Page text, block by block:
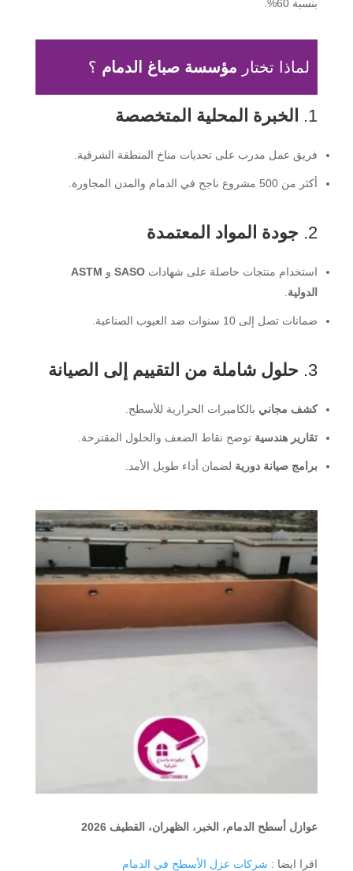
بنسبة 60%.
لماذا تختار مؤسسة صباغ الدمام ؟
1. الخبرة المحلية المتخصصة
فريق عمل مدرب على تحديات مناخ المنطقة الشرقية.
أكثر من 500 مشروع ناجح في الدمام والمدن المجاورة.
2. جودة المواد المعتمدة
استخدام منتجات حاصلة على شهادات SASOو ASTM
الدولية.
ضمانات تصل إلى 10 سنوات ضد العيوب الصناعية.
3. حلول شاملة من التقييم إلى الصيانة
كشف مجاني بالكاميرات الحرارية للأسطح.
تقارير هندسية توضح نقاط الضعف والحلول المقترحة.
برامج صيانة دورية لضمان أداء طويل الأمد.
عوازل أسطح الدمام، الخبر، الظهران، القطيف 2026
اقرا ايضا : شركات عزل الأسطح في الدمام